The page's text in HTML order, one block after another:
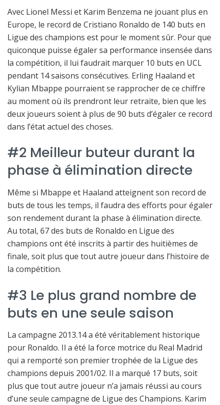
Avec Lionel Messi et Karim Benzema ne jouant plus en
Europe, le record de Cristiano Ronaldo de 140 buts en
Ligue des champions est pour le moment sûr. Pour que
quiconque puisse égaler sa performance insensée dans
la compétition, il lui faudrait marquer 10 buts en UCL
pendant 14 saisons consécutives. Erling Haaland et
Kylian Mbappe pourraient se rapprocher de ce chiffre
au moment où ils prendront leur retraite, bien que les
deux joueurs soient à plus de 90 buts d’égaler ce record
dans l’état actuel des choses.
#2 Meilleur buteur durant la
phase à élimination directe
Même si Mbappe et Haaland atteignent son record de
buts de tous les temps, il faudra des efforts pour égaler
son rendement durant la phase à élimination directe.
Au total, 67 des buts de Ronaldo en Ligue des
champions ont été inscrits à partir des huitièmes de
finale, soit plus que tout autre joueur dans l’histoire de
la compétition.
#3 Le plus grand nombre de
buts en une seule saison
La campagne 2013.14 a été véritablement historique
pour Ronaldo. Il a été la force motrice du Real Madrid
qui a remporté son premier trophée de la Ligue des
champions depuis 2001/02. Il a marqué 17 buts, soit
plus que tout autre joueur n’a jamais réussi au cours
d’une seule campagne de Ligue des Champions. Karim